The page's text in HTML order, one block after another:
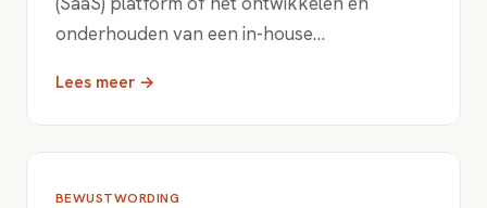
onderhouden van een in-house…
Lees meer →
BEWUSTWORDING